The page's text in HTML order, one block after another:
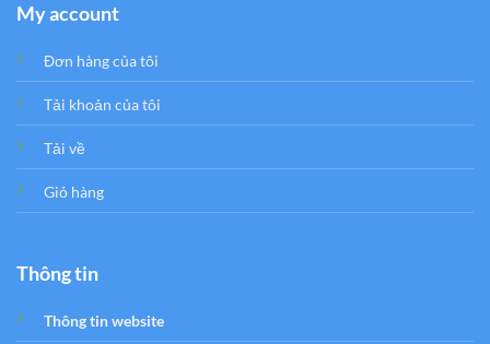
My account
Đơn hàng của tôi
Tải khoản của tôi
Tải về
Giỏ hàng
Thông tin
Thông tin website